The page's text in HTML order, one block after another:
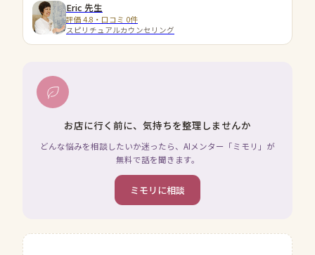
Eric 先生
評価 4.8・口コミ 0件
スピリチュアルカウンセリング
お店に行く前に、気持ちを整理しませんか
どんな悩みを相談したいか迷ったら、AIメンター「ミモリ」が
無料で話を聞きます。
ミモリに相談